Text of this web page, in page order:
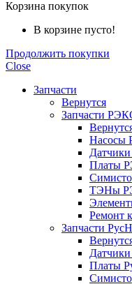
Корзина покупок
В корзине пусто!
Продолжить покупки
Close
Запчасти
Вернутся
Запчасти
Насосы
Платы
ТЭНы
Ремонт
Запчасти
Платы